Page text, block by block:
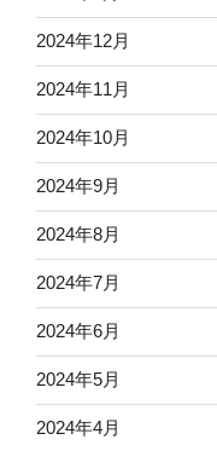
2024年12月
2024年11月
2024年10月
2024年9月
2024年8月
2024年7月
2024年6月
2024年5月
2024年4月